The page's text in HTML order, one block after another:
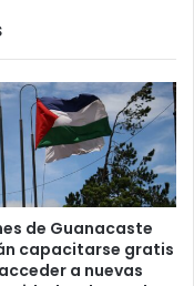
de Guanacaste
capacitarse gratis
a nuevas